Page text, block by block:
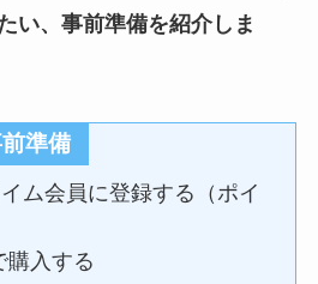
い、事前準備を紹介しま
準備
ム会員に登録する（ポイ
購入する